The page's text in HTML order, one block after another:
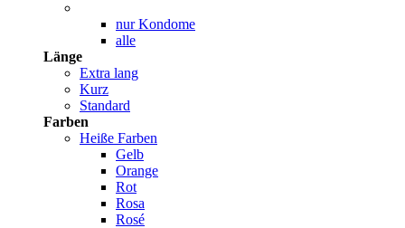
nur Kondome
alle
Länge
Extra lang
Kurz
Standard
Farben
Heiße Farben
Gelb
Orange
Rot
Rosa
Rosé